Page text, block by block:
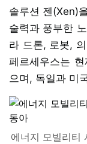
솔루션 젠(Xen)
술력과 풍부한
라 드론, 로봇,
페르세우스는
으며, 독일과 미
에너지 모빌리티